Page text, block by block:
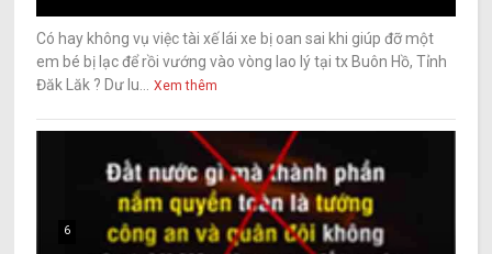
Có hay không vụ việc tài xế lái xe bị oan sai khi giúp đỡ một
em bé bị lạc để rồi vướng vào vòng lao lý tại tx Buôn Hồ, Tỉnh
Đăk Lăk ? Dư lu...
Xem thêm
6